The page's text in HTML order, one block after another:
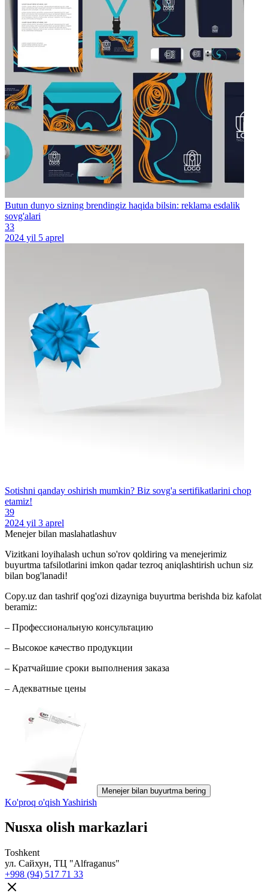
Butun dunyo sizning brendingiz haqida bilsin: reklama esdalik
sovg'alari
33
2024 yil 5 aprel
Sotishni qanday oshirish mumkin? Biz sovg'a sertifikatlarini chop
etamiz!
39
2024 yil 3 aprel
Menejer bilan maslahatlashuv
Vizitkani loyihalash uchun so'rov qoldiring va menejerimiz
buyurtma tafsilotlarini imkon qadar tezroq aniqlashtirish uchun siz
bilan bog'lanadi!
Copy.uz dan tashrif qog'ozi dizayniga buyurtma berishda biz kafolat
beramiz:
– Профессиональную консультацию
– Высокое качество продукции
– Кратчайшие сроки выполнения заказа
– Адекватные цены
Menejer bilan buyurtma bering
Ko'proq o'qish Yashirish
Nusxa olish markazlari
Toshkent
ул. Сайхун, ТЦ "Alfraganus"
+998 (94) 517 71 33